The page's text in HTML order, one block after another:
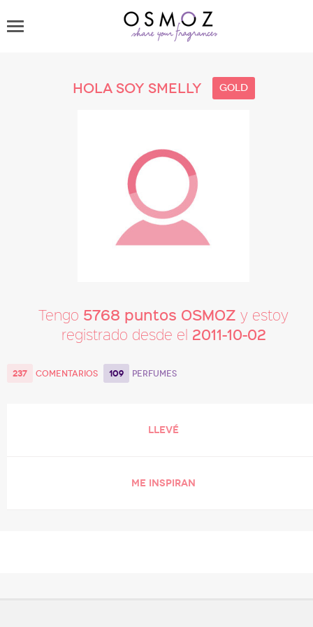
Hola soy smelly gold
Tengo 5768 puntos OSMOZ y estoy
registrado desde el 2011-10-02
237 COMENTARIOS 109 PERFUMES
LLEVÉ
ME INSPIRAN